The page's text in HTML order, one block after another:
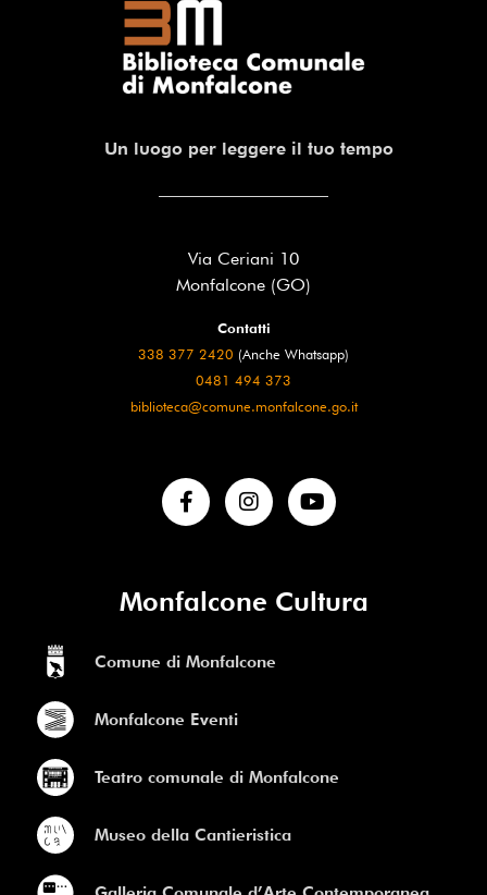
Un luogo per leggere il tuo tempo
Via Ceriani 10
Monfalcone (GO)
Contatti
338 377 2420 (Anche Whatsapp)
0481 494 373
biblioteca@comune.monfalcone.go.it
Monfalcone Cultura
Comune di Monfalcone
Monfalcone Eventi
Teatro comunale di Monfalcone
Museo della Cantieristica